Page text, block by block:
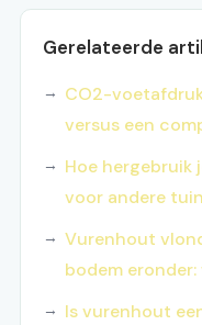
Gerelateerde
CO2-
versus een
Hoe hergebruik
voor andere
Vurenhout
bodem
Is vurenhout